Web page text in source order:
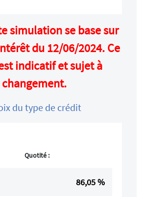
simulation se base sur
du 12/06/2024. Ce
indicatif et sujet à
changement.
du type de crédit
Quotité :
86,05%